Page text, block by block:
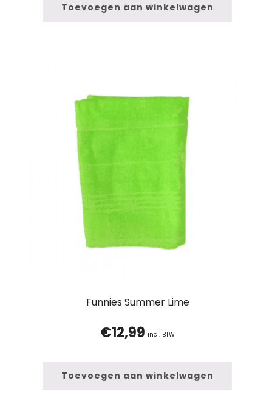
Toevoegen aan winkelwagen
Funnies Summer Lime
€12,99 incl. BTW
Toevoegen aan winkelwagen